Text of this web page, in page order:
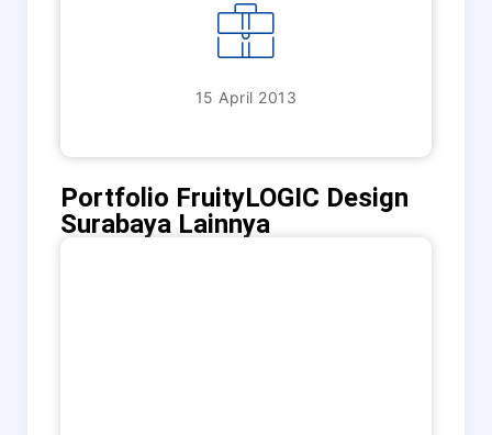
15 April 2013
Portfolio FruityLOGIC Design
Surabaya Lainnya